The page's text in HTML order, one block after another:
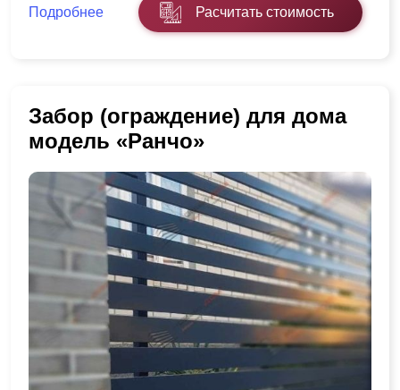
Подробнее Расчитать стоимость
Забор (ограждение) для дома
модель «Ранчо»